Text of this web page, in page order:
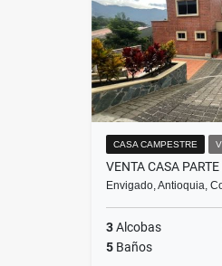
CASA CAMPESTRE
Envigado, Antioquia,
3Alcobas
5 Baños